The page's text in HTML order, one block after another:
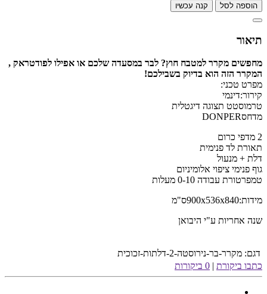
הוספה לסל קנה עכשיו
תיאור
מחפשים מקרר למטבח חוץ? לבר במסעדה שלכם או אפילו לפודטראק ,
המקרר הזה הוא בדיוק בשבילכם!
מפרט טכני:
קירור:דינמי
טרמוסטט תצוגה דיגטלית
מדחסDONPER
2 מדפי כרום
תאורת לד פנימית
דלת + מנעול
גוף פנימי ציפוי אלומיניום
טמפרטורת עבודה 0-10 מעלות
מידות:900x536x840ס"מ
שנה אחריות ע"י היבואן
דגם: מקרר-בר-נירוסטה-2-דלתות-זכוכית
כתבו ביקורת | 0 ביקורות